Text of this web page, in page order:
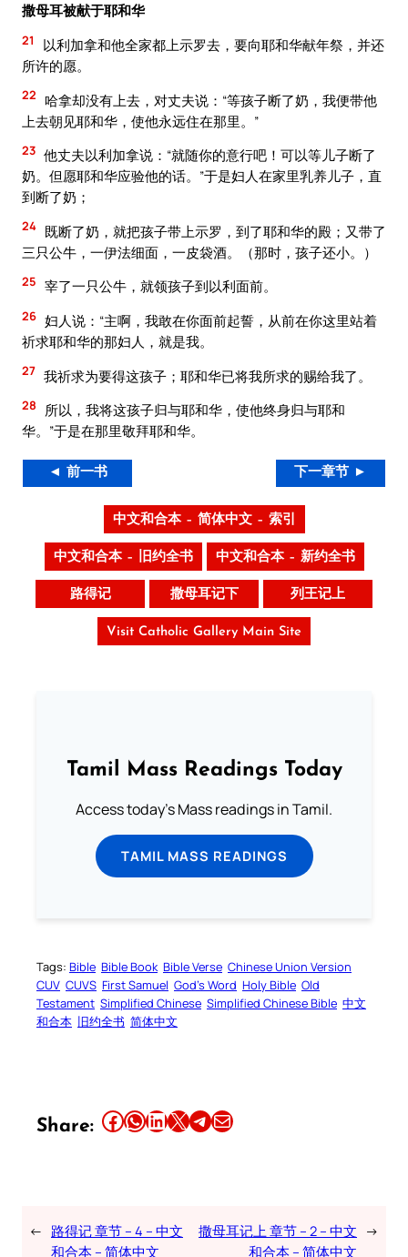
撒母耳被献于耶和华
21
以利加拿和他全家都上示罗去，要向耶和华献年祭，并还
所许的愿。
22 哈拿却没有上去，对丈夫说：“等孩子断了奶，我便带他
上去朝见耶和华，使他永远住在那里。”
23 他丈夫以利加拿说：“就随你的意行吧！可以等儿子断了
奶。但愿耶和华应验他的话。”于是妇人在家里乳养儿子，直
到断了奶；
24 既断了奶，就把孩子带上示罗，到了耶和华的殿；又带了
三只公牛，一伊法细面，一皮袋酒。（那时，孩子还小。）
25 宰了一只公牛，就领孩子到以利面前。
26 妇人说：“主啊，我敢在你面前起誓，从前在你这里站着
祈求耶和华的那妇人，就是我。
27 我祈求为要得这孩子；耶和华已将我所求的赐给我了。
28
所以，我将这孩子归与耶和华，使他终身归与耶和
华。”于是在那里敬拜耶和华。
◄ 前一书 下一章节 ►
中文和合本 – 简体中文 – 索引
中文和合本 – 旧约全书 中文和合本 – 新约全书
路得记 撒母耳记下 列王记上
Visit Catholic Gallery Main Site
Tamil Mass Readings Today
Access today's Mass readings in Tamil.
TAMIL MASS READINGS
Tags: Bible Bible Book Bible Verse Chinese Union Version
CUV CUVS First Samuel God’s Word Holy Bible Old
Testament Simplified Chinese Simplified Chinese Bible 中文
和合本 旧约全书 简体中文
Share: Share this article on Facebook Share this article on WhatsApp Share this article on LinkedIn Share this article on X Share this article on TelegramEmail this Article
← 路得记 章节 – 4 – 中文
和合本 – 简体中文
撒母耳记上 章节 – 2 – 中文
和合本 – 简体中文
→